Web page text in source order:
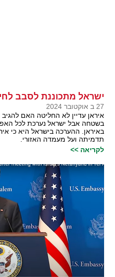
ישראל מתכוננת לסבב
27 ב אוקטובר 2024
איראן עדיין לא החליטה האם
בשטחה אבל ישראל נערכת לכל
באיראן. ההערכה בישראל היא כי
תדמיתה ועל מעמדה האזורי.
לקריאה >>